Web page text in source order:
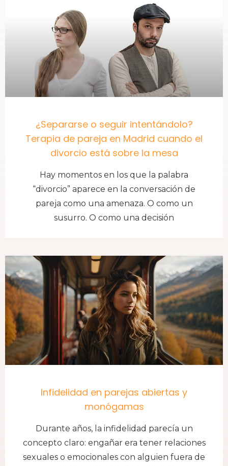
¿Separarse o seguir intentándolo?
Terapia de pareja en Madrid cuando el
divorcio está sobre la mesa
Hay momentos en los que la palabra
“divorcio” aparece en la conversación de
pareja como una amenaza. O como un
susurro. O como una decisión
Infidelidad en parejas abiertas y
monógamas
Durante años, la infidelidad parecía un
concepto claro: engañar era tener relaciones
sexuales o emocionales con alguien fuera de